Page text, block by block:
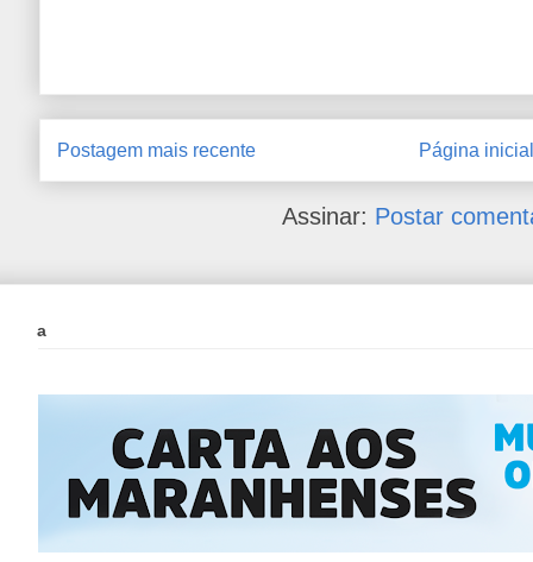
Postagem mais recente Página inicial
Assinar: Postar
a